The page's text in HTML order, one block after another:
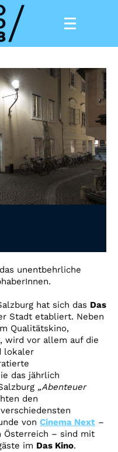
unentbehrliche
hat sich das Das
Stadt etabliert. Neben
Qualitätskino,
wird vor allem auf die
lokaler
das jährlich
„Abenteuer
den
von Cinema Next –
Österreich – sind mit
im Das Kino.